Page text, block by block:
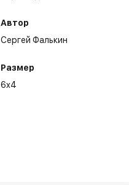
Автор
Сергей Фалькин
Размер
6x4